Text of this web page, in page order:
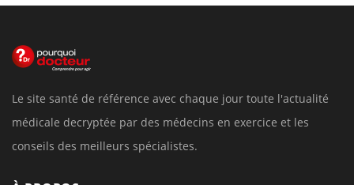
Le site santé de référence avec chaque jour toute l'actualité
médicale decryptée par des médecins en exercice et les
conseils des meilleurs spécialistes.